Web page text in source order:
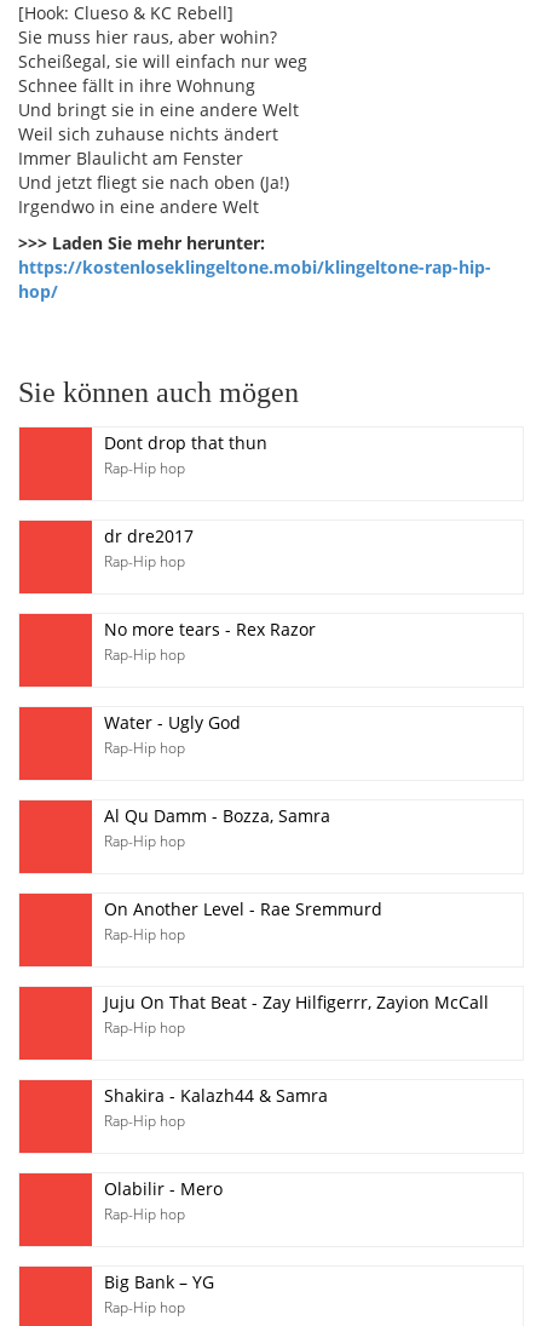
[Hook: Clueso & KC Rebell]
Sie muss hier raus, aber wohin?
Scheißegal, sie will einfach nur weg
Schnee fällt in ihre Wohnung
Und bringt sie in eine andere Welt
Weil sich zuhause nichts ändert
Immer Blaulicht am Fenster
Und jetzt fliegt sie nach oben (Ja!)
Irgendwo in eine andere Welt
>>> Laden Sie mehr herunter:
https://kostenloseklingeltone.mobi/klingeltone-rap-hip-
hop/
Sie können auch mögen
Dont drop that thun
Rap-Hip hop
dr dre2017
Rap-Hip hop
No more tears - Rex Razor
Rap-Hip hop
Water - Ugly God
Rap-Hip hop
Al Qu Damm - Bozza, Samra
Rap-Hip hop
On Another Level - Rae Sremmurd
Rap-Hip hop
Juju On That Beat - Zay Hilfigerrr, Zayion McCall
Rap-Hip hop
Shakira - Kalazh44 & Samra
Rap-Hip hop
Olabilir - Mero
Rap-Hip hop
Big Bank – YG
Rap-Hip hop